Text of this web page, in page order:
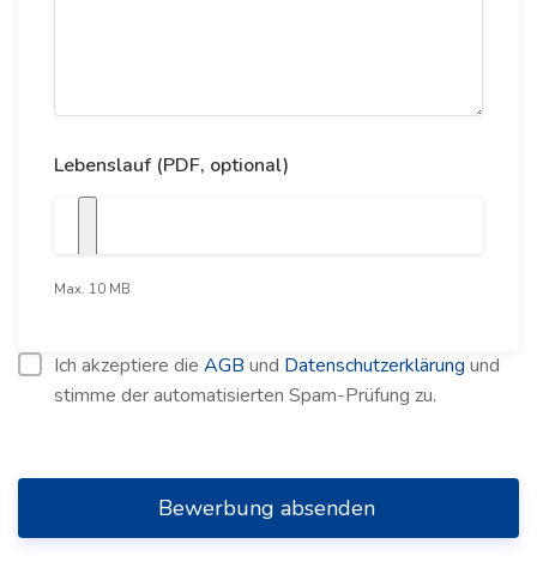
Lebenslauf (PDF, optional)
Max. 10 MB
Ich akzeptiere die AGB und Datenschutzerklärung und
stimme der automatisierten Spam-Prüfung zu.
Bewerbung absenden